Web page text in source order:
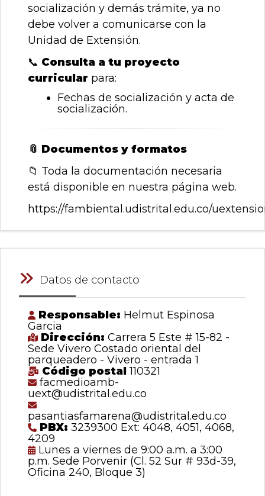
socialización y demás trámite, ya no
debe volver a comunicarse con la
Unidad de Extensión.
📞 Consulta a tu proyecto
curricular para:
Fechas de socialización y acta de
socialización.
📎 Documentos y formatos
📁 Toda la documentación necesaria
está disponible en nuestra página web.
https://fambiental.udistrital.edu.co/
Datos de contacto
Responsable: Helmut Espinosa
Garcia
Dirección: Carrera 5 Este # 15-82 -
Sede Vivero Costado oriental del
parqueadero - Vivero - entrada 1
Código postal110321
facmedioamb-
uext@udistrital.edu.co
pasantiasfamarena@udistrital.edu.co
PBX: 3239300 Ext: 4048, 4051, 4068,
4209
Lunes a viernes de 9:00 a.m. a 3:00
p.m. Sede Porvenir (Cl. 52 Sur # 93d-39,
Oficina 240, Bloque 3)